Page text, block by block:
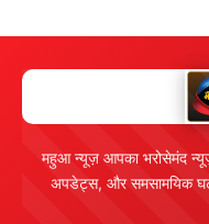
महुआ न्यूज़ आपका भरोसेमंद
अपडेट्स, और समसामयिक